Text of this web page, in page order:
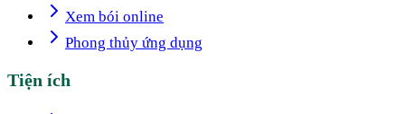
Xem bói online
Phong thủy ứng dụng
Tiện ích